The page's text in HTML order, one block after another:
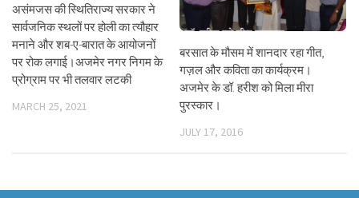
असंमजस की स्थितिराज्य सरकार ने
सार्वजनिक स्थलों पर होली का त्यौहार
मनाने और शब-ए-बारात के आयोजनों
पर रोक लगाई।अजमेर नगर निगम के
प्रोग्राम पर भी तलवार लटकी
MARCH 25, 2021
बरसात के मौसम में शानदार रहा गीत,
गज़ल और कविता का कार्यक्रम।
अजमेर के डॉ. हरीश को मिला मीरा
पुरस्कार।
JULY 17, 2016